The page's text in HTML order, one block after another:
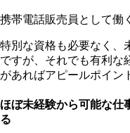
携帯電話販売員として働
特別な資格も必要なく、
ですが、それでも有利な
があればアピールポイン
ほぼ未経験から可能な仕
る